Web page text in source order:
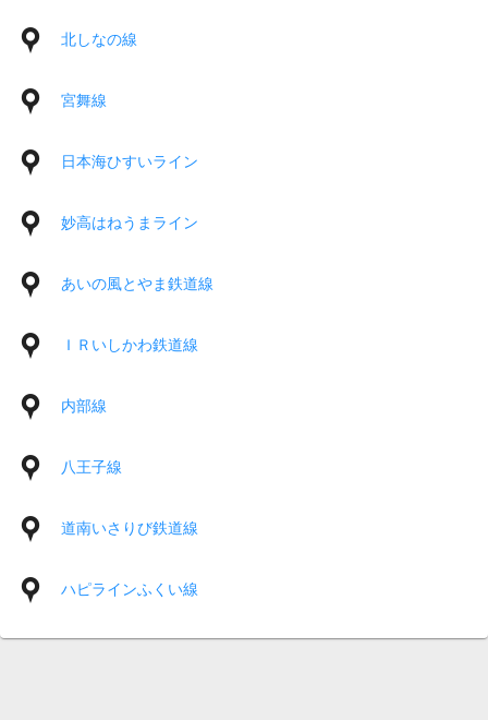
北しなの線
宮舞線
日本海ひすいライン
妙高はねうまライン
あいの風とやま鉄道線
ＩＲいしかわ鉄道線
内部線
八王子線
道南いさりび鉄道線
ハピラインふくい線